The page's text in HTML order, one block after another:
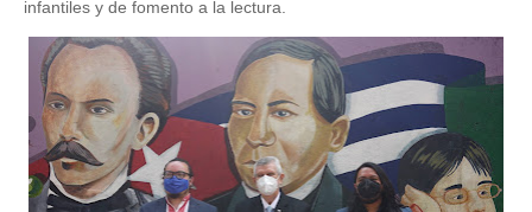
infantiles y de fomento a la lectura.